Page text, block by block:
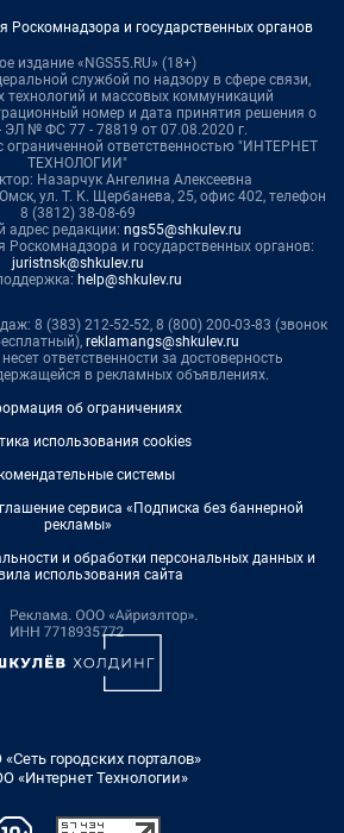
Роскомнадзора и государственных органов
издание «NGS55.RU» (18+)
службой по надзору в сфере связи,
и массовых коммуникаций
номер и дата принятия решения о
ЭЛ № ФС 77 - 78819 от 07.08.2020 г.
ограниченной ответственностью "ИНТЕРНЕТ
ТЕХНОЛОГИИ"
Назарчук Ангелина Алексеевна
ул. Т. К. Щербанева, 25, офис 402, телефон
8 (3812) 38-08-69
адрес редакции: ngs55@shkulev.ru
Роскомнадзора и государственных органов:
juristnsk@shkulev.ru
help@shkulev.ru
8 (383) 212-52-52, 8 (800) 200-03-83 (звонок
reklamangs@shkulev.ru
ответственности за достоверность
в рекламных объявлениях.
об ограничениях
использования cookies
системы
сервиса «Подписка без баннерной
рекламы»
и обработки персональных данных и
использования сайта
городских порталов»
«Интернет Технологии»